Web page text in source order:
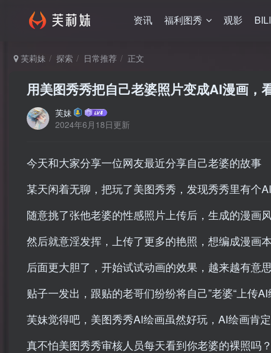
资讯 福利图秀 观影
芙莉妹 探索 日常推荐 正文
用美图秀秀把自己老婆照片变成AI漫画，
芙妹
2024年6月18日更新
今天和大家分享一位网友最近分享自己老婆的故事
某天闲着无聊，把玩了美图秀秀，发现秀秀里有个
随意挑了张他老婆的性感照片上传后，生成的漫画
然后就意淫发挥，上传了更多的艳照，想编成漫画本
后面更大胆了，开始试试动画的效果，越来越有意
贴子一发出，跟贴的老哥们纷纷将自己”老婆“上传
芙妹觉得吧，美图秀秀AI绘画虽然好玩，AI绘画肯
真不怕美图秀秀审核人员每天看到你老婆的裸照吗？